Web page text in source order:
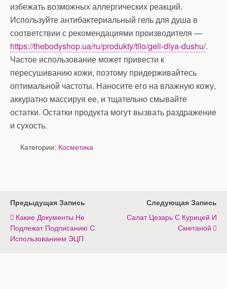
избежать возможных аллергических реакций.
Используйте антибактериальный гель для душа в
соответствии с рекомендациями производителя —
https://thebodyshop.ua/ru/produkty/tilo/geli-dlya-dushu/.
Частое использование может привести к
пересушиванию кожи, поэтому придерживайтесь
оптимальной частоты. Наносите его на влажную кожу,
аккуратно массируя ее, и тщательно смывайте
остатки. Остатки продукта могут вызвать раздражение
и сухость.
Категории: Косметика
Предыдущая Запись
Какие Документы Не
Подлежат Подписанию С
Использованием ЭЦП
Следующая Запись
Салат Цезарь С Курицей И
Сметаной